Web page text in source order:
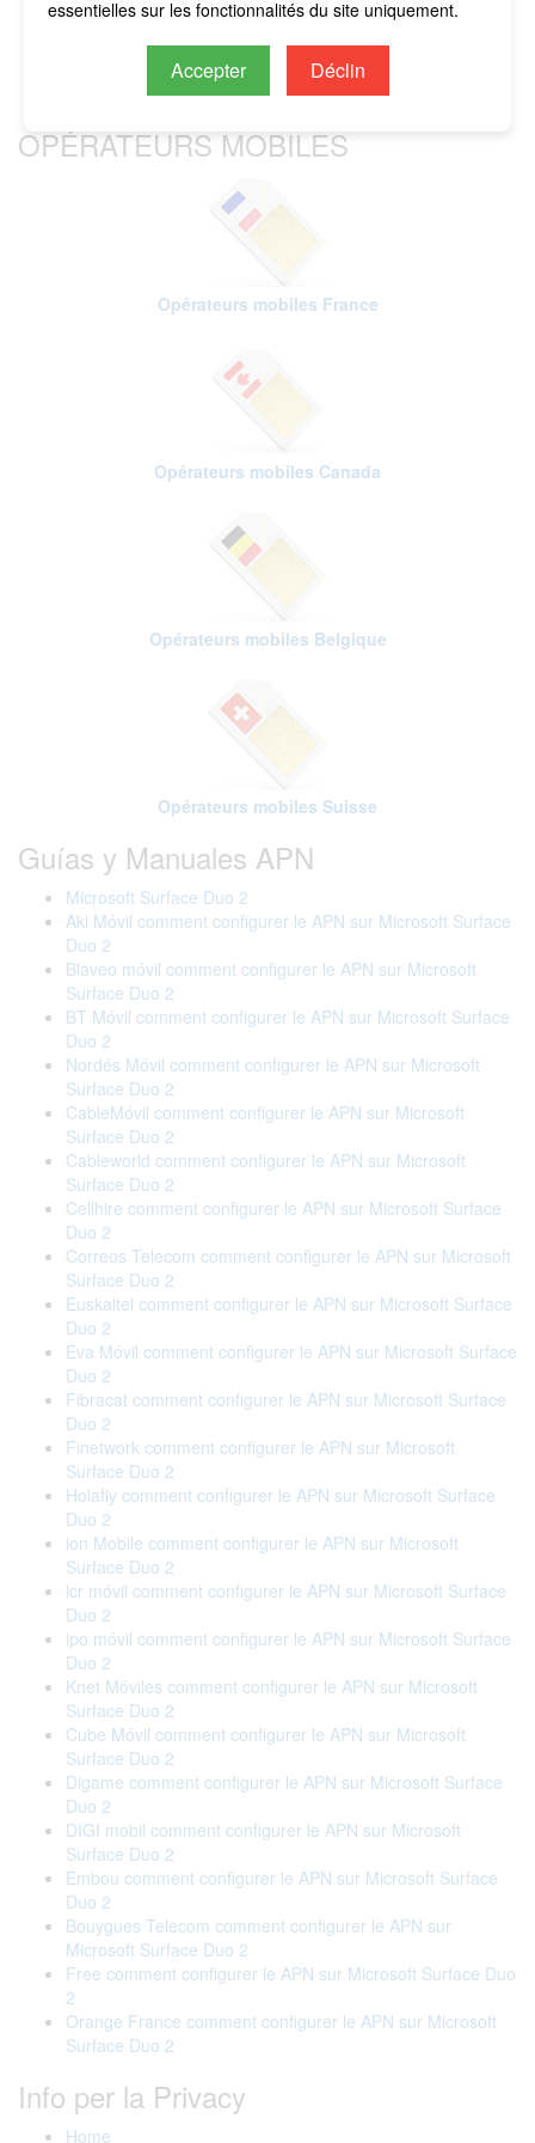
essentielles sur les fonctionnalités du site uniquement.
Accepter Déclin
OPÉRATEURS MOBILES
Opérateurs mobiles France
Opérateurs mobiles Canada
Opérateurs mobiles Belgique
Opérateurs mobiles Suisse
Guías y Manuales APN
Microsoft Surface Duo 2
Aki Móvil comment configurer le APN sur Microsoft Surface
Duo 2
Blaveo móvil comment configurer le APN sur Microsoft
Surface Duo 2
BT Móvil comment configurer le APN sur Microsoft Surface
Duo 2
Nordés Móvil comment configurer le APN sur Microsoft
Surface Duo 2
CableMóvil comment configurer le APN sur Microsoft
Surface Duo 2
Cableworld comment configurer le APN sur Microsoft
Surface Duo 2
Cellhire comment configurer le APN sur Microsoft Surface
Duo 2
Correos Telecom comment configurer le APN sur Microsoft
Surface Duo 2
Euskaltel comment configurer le APN sur Microsoft Surface
Duo 2
Eva Móvil comment configurer le APN sur Microsoft Surface
Duo 2
Fibracat comment configurer le APN sur Microsoft Surface
Duo 2
Finetwork comment configurer le APN sur Microsoft
Surface Duo 2
Holafly comment configurer le APN sur Microsoft Surface
Duo 2
ion Mobile comment configurer le APN sur Microsoft
Surface Duo 2
lcr móvil comment configurer le APN sur Microsoft Surface
Duo 2
ipo móvil comment configurer le APN sur Microsoft Surface
Duo 2
Knet Móviles comment configurer le APN sur Microsoft
Surface Duo 2
Cube Móvil comment configurer le APN sur Microsoft
Surface Duo 2
Digame comment configurer le APN sur Microsoft Surface
Duo 2
DIGI mobil comment configurer le APN sur Microsoft
Surface Duo 2
Embou comment configurer le APN sur Microsoft Surface
Duo 2
Bouygues Telecom comment configurer le APN sur
Microsoft Surface Duo 2
Free comment configurer le APN sur Microsoft Surface Duo
2
Orange France comment configurer le APN sur Microsoft
Surface Duo 2
Info per la Privacy
Home